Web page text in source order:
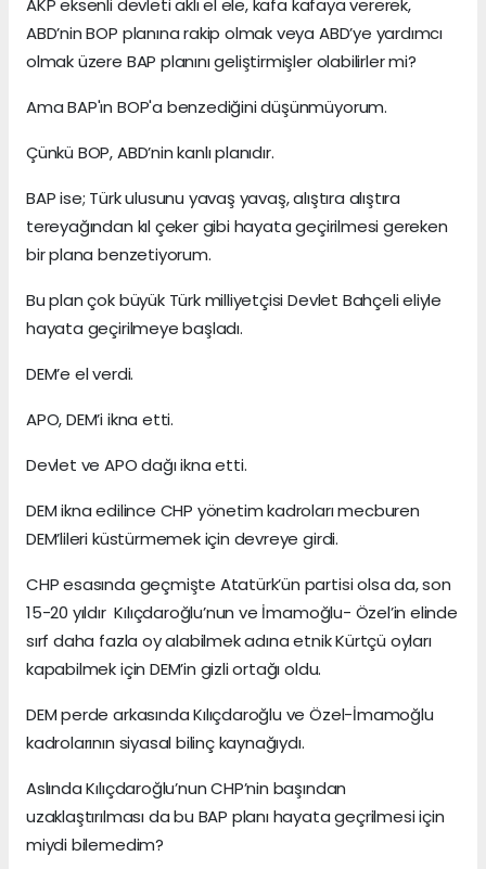
ABD’nin BOP planına rakip olmak veya ABD’ye yardımcı
olmak üzere BAP planını geliştirmişler olabilirler mi?
Ama BAP'ın BOP'a benzediğini düşünmüyorum.
Çünkü BOP, ABD’nin kanlı planıdır.
BAP ise; Türk ulusunu yavaş yavaş, alıştıra alıştıra
tereyağından kıl çeker gibi hayata geçirilmesi gereken
bir plana benzetiyorum.
Bu plan çok büyük Türk milliyetçisi Devlet Bahçeli eliyle
hayata geçirilmeye başladı.
DEM’e el verdi.
APO, DEM’i ikna etti.
Devlet ve APO dağı ikna etti.
DEM ikna edilince CHP yönetim kadroları mecburen
DEM’lileri küstürmemek için devreye girdi.
CHP esasında geçmişte Atatürk’ün partisi olsa da, son
15-20 yıldır Kılıçdaroğlu’nun ve İmamoğlu- Özel’in elinde
sırf daha fazla oy alabilmek adına etnik Kürtçü oyları
kapabilmek için DEM’in gizli ortağı oldu.
DEM perde arkasında Kılıçdaroğlu ve Özel-İmamoğlu
kadrolarının siyasal bilinç kaynağıydı.
Aslında Kılıçdaroğlu’nun CHP’nin başından
uzaklaştırılması da bu BAP planı hayata geçrilmesi için
miydi bilemedim?